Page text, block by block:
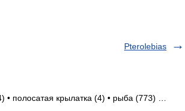
Pterolebias
полосатая крылатка (4) • рыба (773) …